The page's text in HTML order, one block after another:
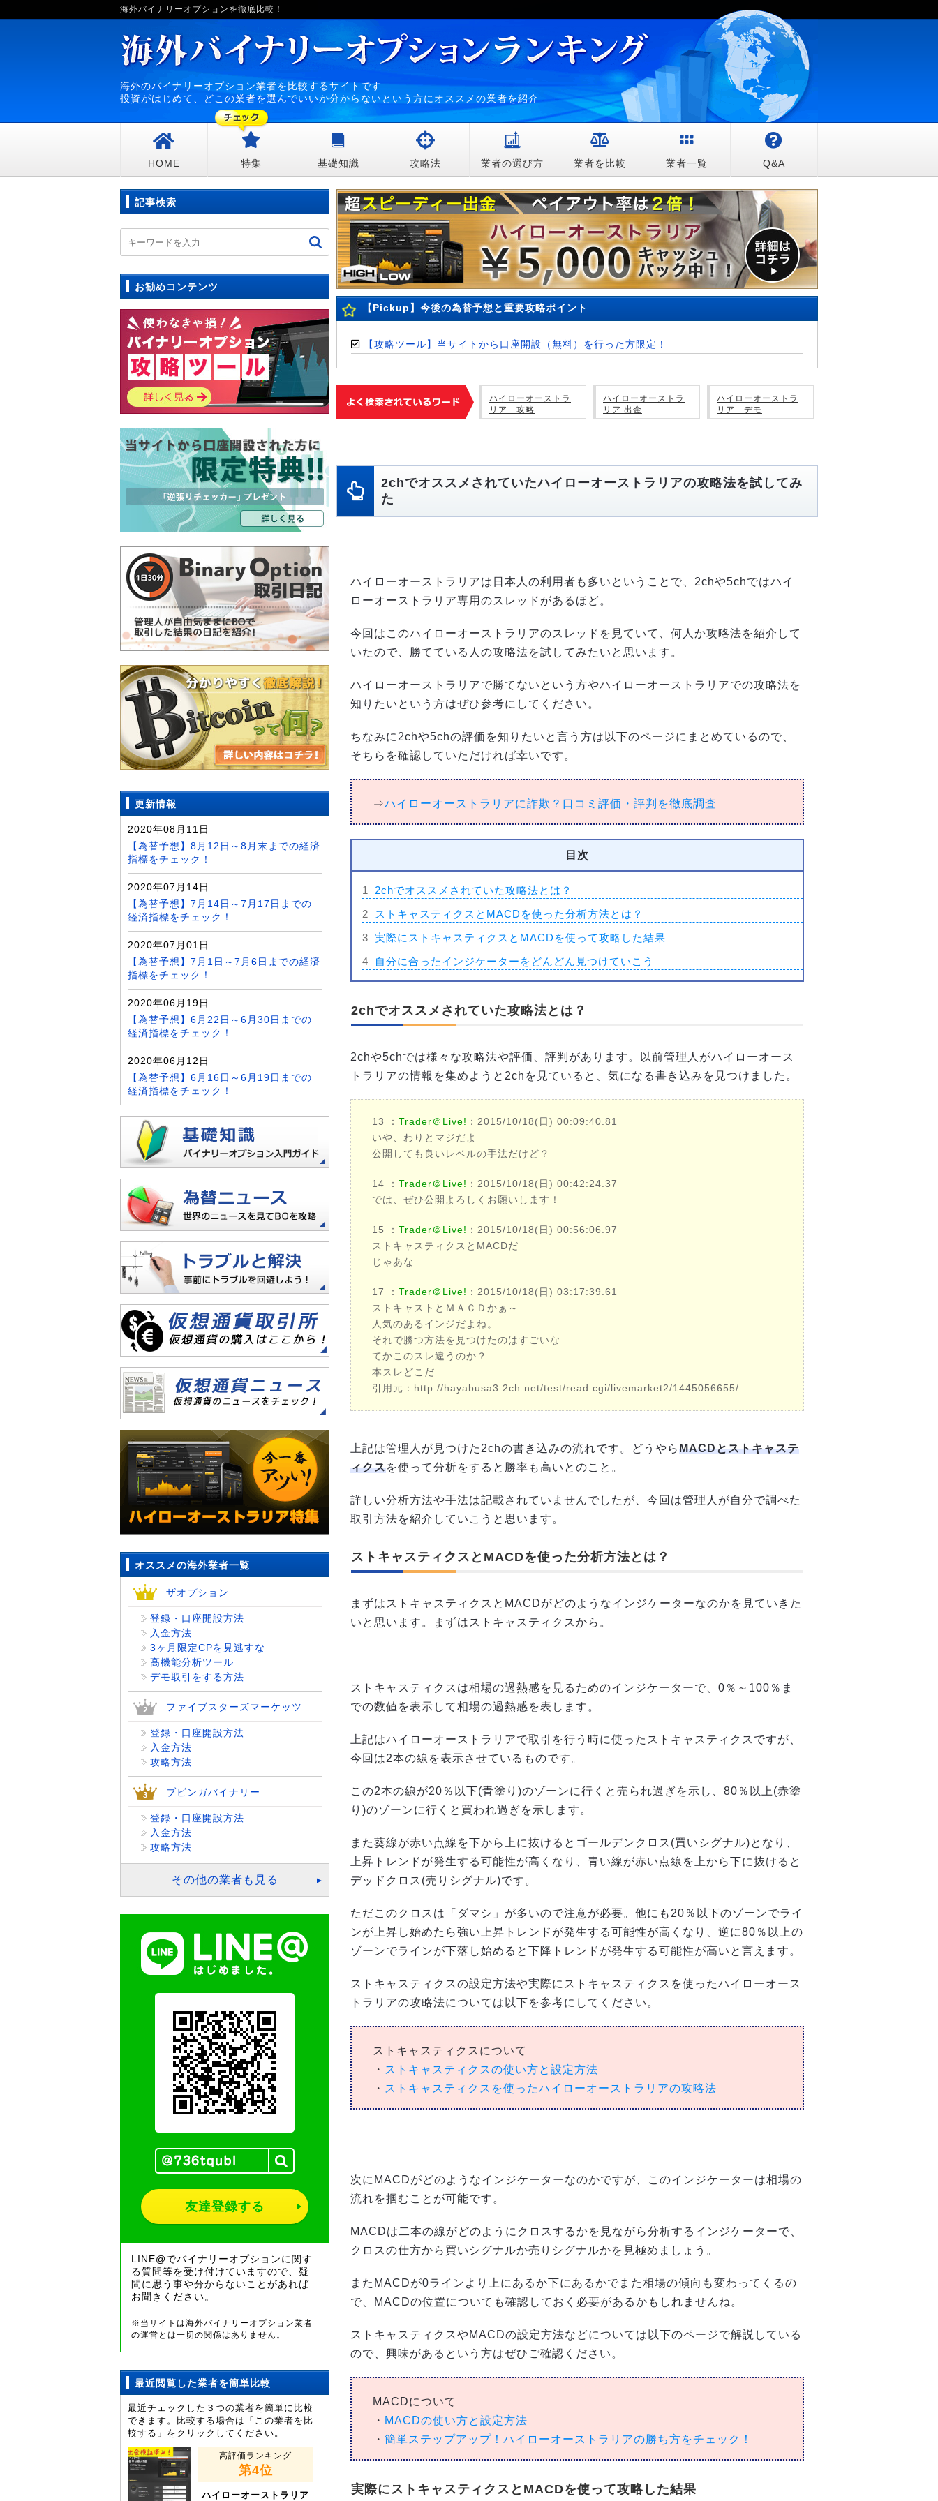
海外バイナリーオプションを徹底比較！
海外のバイナリーオプション業者を比較するサイトです
投資がはじめて、どこの業者を選んでいいか分からないという方にオススメの業者を紹介
HOME 特集 基礎知識 攻略法 業者の選び方 業者を比較 業者一覧 Q&A
【Pickup】今後の為替予想と重要攻略ポイント
【攻略ツール】当サイトから口座開設（無料）を行った方限定！
ハイローオーストラ
リア 攻略
ハイローオーストラ
リア 出金
ハイローオーストラ
リア デモ
2chでオススメされていたハイローオーストラリアの攻略法を試してみ
た
ハイローオーストラリアは日本人の利用者も多いということで、2chや5chではハイ
ローオーストラリア専用のスレッドがあるほど。
今回はこのハイローオーストラリアのスレッドを見ていて、何人か攻略法を紹介して
いたので、勝てている人の攻略法を試してみたいと思います。
ハイローオーストラリアで勝てないという方やハイローオーストラリアでの攻略法を
知りたいという方はぜひ参考にしてください。
ちなみに2chや5chの評価を知りたいと言う方は以下のページにまとめているので、
そちらを確認していただければ幸いです。
⇒ハイローオーストラリアに詐欺？口コミ評価・評判を徹底調査
目次
1
2chでオススメされていた攻略法とは？
2
ストキャスティクスとMACDを使った分析方法とは？
3 実際にストキャスティクスとMACDを使って攻略した結果
4
自分に合ったインジケーターをどんどん見つけていこう
2chでオススメされていた攻略法とは？
2chや5chでは様々な攻略法や評価、評判があります。以前管理人がハイローオース
トラリアの情報を集めようと2chを見ていると、気になる書き込みを見つけました。
13 ： Trader＠Live! ：2015/10/18(日) 00:09:40.81
いや、わりとマジだよ
公開しても良いレベルの手法だけど？
14 ： Trader＠Live! ：2015/10/18(日) 00:42:24.37
では、ぜひ公開よろしくお願いします！
15 ： Trader＠Live! ：2015/10/18(日) 00:56:06.97
ストキャスティクスとMACDだ
じゃあな
17 ： Trader＠Live! ：2015/10/18(日) 03:17:39.61
ストキャストとＭＡＣＤかぁ～
人気のあるインジだよね。
それで勝つ方法を見つけたのはすごいな…
てかこのスレ違うのか？
本スレどこだ…
引用元：http://hayabusa3.2ch.net/test/read.cgi/livemarket2/1445056655/
上記は管理人が見つけた2chの書き込みの流れです。どうやらMACDとストキャステ
ィクスを使って分析をすると勝率も高いとのこと。
詳しい分析方法や手法は記載されていませんでしたが、今回は管理人が自分で調べた
取引方法を紹介していこうと思います。
ストキャスティクスとMACDを使った分析方法とは？
まずはストキャスティクスとMACDがどのようなインジケーターなのかを見ていきた
いと思います。まずはストキャスティクスから。
ストキャスティクスは相場の過熱感を見るためのインジケーターで、0％～100％ま
での数値を表示して相場の過熱感を表します。
上記はハイローオーストラリアで取引を行う時に使ったストキャスティクスですが、
今回は2本の線を表示させているものです。
この2本の線が20％以下(青塗り)のゾーンに行くと売られ過ぎを示し、80％以上(赤塗
り)のゾーンに行くと買われ過ぎを示します。
また葵線が赤い点線を下から上に抜けるとゴールデンクロス(買いシグナル)となり、
上昇トレンドが発生する可能性が高くなり、青い線が赤い点線を上から下に抜けると
デッドクロス(売りシグナル)です。
ただこのクロスは「ダマシ」が多いので注意が必要。他にも20％以下のゾーンでライ
ンが上昇し始めたら強い上昇トレンドが発生する可能性が高くなり、逆に80％以上の
ゾーンでラインが下落し始めると下降トレンドが発生する可能性が高いと言えます。
ストキャスティクスの設定方法や実際にストキャスティクスを使ったハイローオース
トラリアの攻略法については以下を参考にしてください。
ストキャスティクスについて
・ ストキャスティクスの使い方と設定方法
・ ストキャスティクスを使ったハイローオーストラリアの攻略法
次にMACDがどのようなインジケーターなのかですが、このインジケーターは相場の
流れを掴むことが可能です。
MACDは二本の線がどのようにクロスするかを見ながら分析するインジケーターで、
クロスの仕方から買いシグナルか売りシグナルかを見極めましょう。
またMACDが0ラインより上にあるか下にあるかでまた相場の傾向も変わってくるの
で、MACDの位置についても確認しておく必要があるかもしれませんね。
ストキャスティクスやMACDの設定方法などについては以下のページで解説している
ので、興味があるという方はぜひご確認ください。
MACDについて
・ MACDの使い方と設定方法
・ 簡単ステップアップ！ハイローオーストラリアの勝ち方をチェック！
実際にストキャスティクスとMACDを使って攻略した結果
記事検索
お勧めコンテンツ
更新情報
2020年08月11日
【為替予想】8月12日～8月末までの経済
指標をチェック！
2020年07月14日
【為替予想】7月14日～7月17日までの
経済指標をチェック！
2020年07月01日
【為替予想】7月1日～7月6日までの経済
指標をチェック！
2020年06月19日
【為替予想】6月22日～6月30日までの
経済指標をチェック！
2020年06月12日
【為替予想】6月16日～6月19日までの
経済指標をチェック！
オススメの海外業者一覧
ザオプション
登録・口座開設方法
入金方法
3ヶ月限定CPを見逃すな
高機能分析ツール
デモ取引をする方法
ファイブスターズマーケッツ
登録・口座開設方法
入金方法
攻略方法
ブビンガバイナリー
登録・口座開設方法
入金方法
攻略方法
その他の業者も見る
友達登録する
LINE@でバイナリーオプションに関す
る質問等を受け付けていますので、疑
問に思う事や分からないことがあれば
お聞きください。
※当サイトは海外バイナリーオプション業者
の運営とは一切の関係はありません。
最近閲覧した業者を簡単比較
最近チェックした３つの業者を簡単に比較
できます。比較する場合は「この業者を比
較する」をクリックしてください。
高評価ランキング
第4位
ハイローオーストラリア